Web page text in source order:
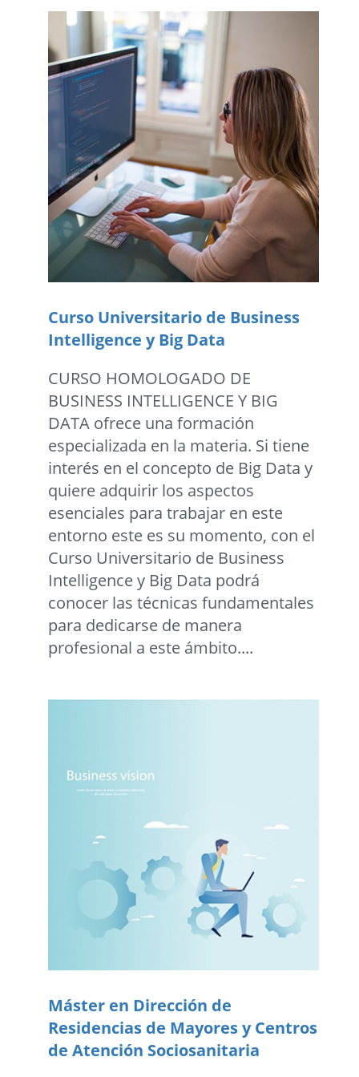
Curso Universitario de Business
Intelligence y Big Data
CURSO HOMOLOGADO DE
BUSINESS INTELLIGENCE Y BIG
DATA ofrece una formación
especializada en la materia. Si tiene
interés en el concepto de Big Data y
quiere adquirir los aspectos
esenciales para trabajar en este
entorno este es su momento, con el
Curso Universitario de Business
Intelligence y Big Data podrá
conocer las técnicas fundamentales
para dedicarse de manera
profesional a este ámbito....
Máster en Dirección de
Residencias de Mayores y Centros
de Atención Sociosanitaria